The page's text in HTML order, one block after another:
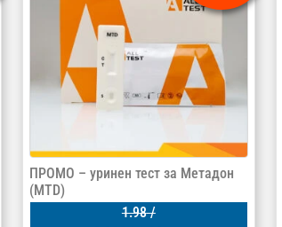
ПРОМО – уринен тест за Метадон
(MTD)
1.98/